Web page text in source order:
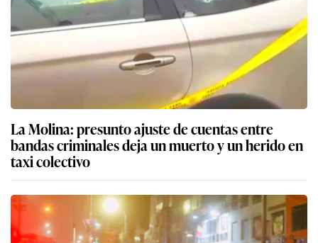
La Molina: presunto ajuste de cuentas entre
bandas criminales deja un muerto y un herido en
taxi colectivo